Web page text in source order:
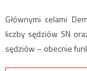
Głównymi celami
liczby sędziów SN
sędziów – obecnie